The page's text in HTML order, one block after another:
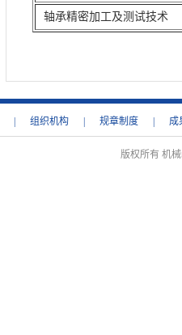
轴承精密加工及测试技术
组织机构 规章制度 成
版权所有 机